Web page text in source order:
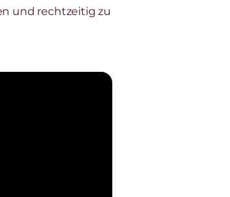
und rechtzeitig zu